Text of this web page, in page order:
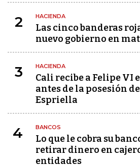
2 HACIENDA
Las cinco banderas
nuevo gobierno en
3 HACIENDA
Cali recibe a Felipe VI
antes de la posesión
Espriella
4 BANCOS
Lo que le cobra su
retirar dinero en
entidades